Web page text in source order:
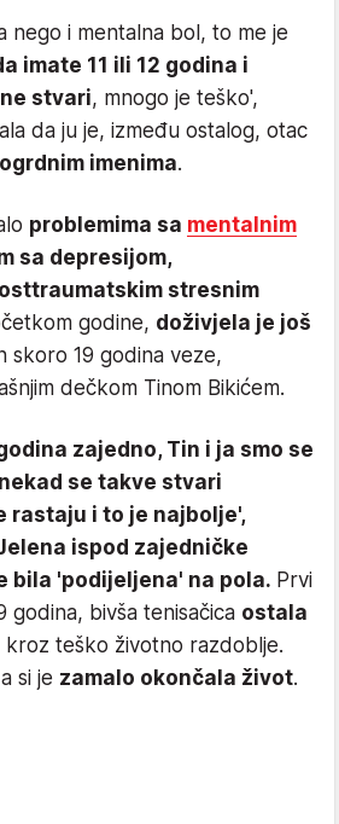
nego i mentalna bol, to me je
imate 11 ili 12 godina i
stvari, mnogo je teško',
da ju je, između ostalog, otac
imenima.
problemima sa mentalnim
sa depresijom,
stresnim
godine, doživjela je još
skoro 19 godina veze,
dečkom Tinom Bikićem.
zajedno, Tin i ja smo se
se takve stvari
rastaju i to je najbolje',
ispod zajedničke
bila 'podijeljena' na pola. Prvi
godina, bivša tenisačica ostala
kroz teško životno razdoblje.
si je zamalo okončala život.